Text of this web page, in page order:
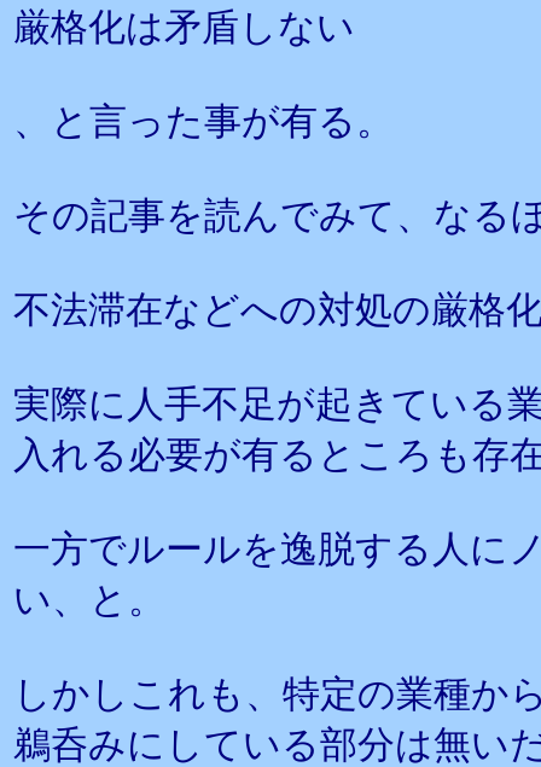
厳格化は矛盾しない
、と言った事が有る。
その記事を読んでみて、なる
不法滞在などへの対処の厳格
実際に人手不足が起きている
入れる必要が有るところも存
一方でルールを逸脱する人に
い、と。
しかしこれも、特定の業種か
鵜呑みにしている部分は無い